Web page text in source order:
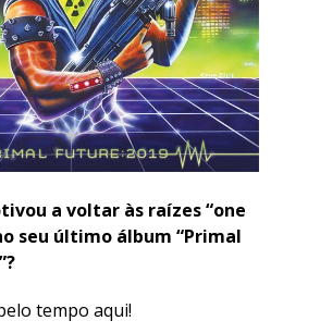
a voltar às raízes “one
seu último álbum “Primal
tempo aqui!